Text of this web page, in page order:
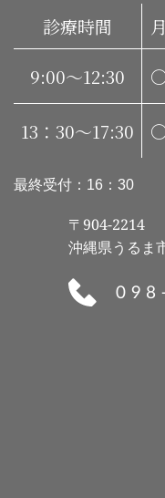
診療時間 月
9:00〜12:30
13：30〜17:30
最終受付：16：30
〒904-2214
沖縄県うるま